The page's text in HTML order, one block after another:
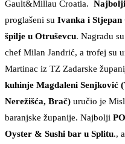
Gault&Millau Croatia.
proglašeni su Ivanka i
špilje u Otruševcu. Nagradu
chef Milan Jandrić, a trofej su
Martinac iz TZ Zadarske
kuhinje Magdaleni Senjković
Nerežišća, Brač) uručio je
baranjske županije. Najbolji
Oyster & Sushi bar u Splitu.,